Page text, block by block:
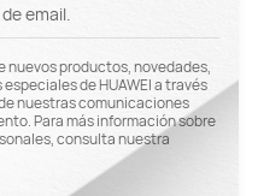
email.
nuevos productos, novedades,
de HUAWEI a través
nuestras comunicaciones
Para más información sobre
consulta nuestra